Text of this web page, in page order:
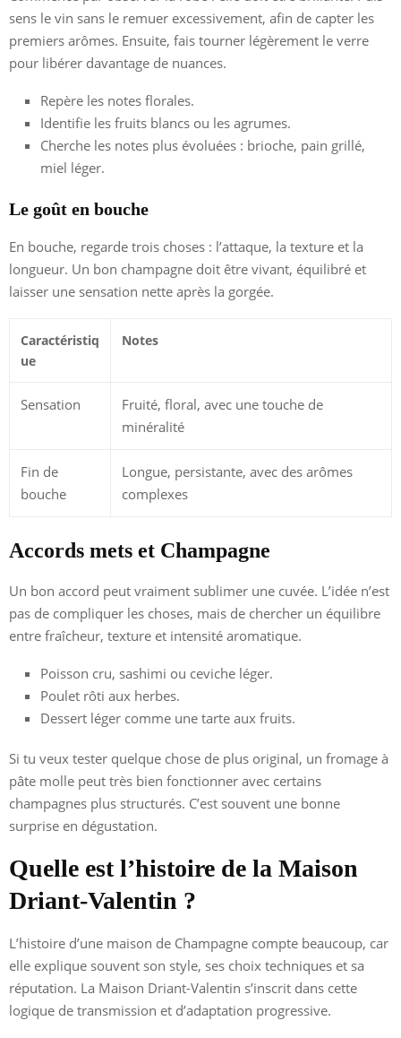
sens le vin sans le remuer excessivement, afin de capter les
premiers arômes. Ensuite, fais tourner légèrement le verre
pour libérer davantage de nuances.
Repère les notes florales.
Identifie les fruits blancs ou les agrumes.
Cherche les notes plus évoluées : brioche, pain grillé,
miel léger.
Le goût en bouche
En bouche, regarde trois choses : l’attaque, la texture et la
longueur. Un bon champagne doit être vivant, équilibré et
laisser une sensation nette après la gorgée.
Caractéristiq
ue
Notes
Sensation
Fruité, floral, avec une touche de
minéralité
Fin de
bouche
Longue, persistante, avec des arômes
complexes
Accords mets et Champagne
Un bon accord peut vraiment sublimer une cuvée. L’idée n’est
pas de compliquer les choses, mais de chercher un équilibre
entre fraîcheur, texture et intensité aromatique.
Poisson cru, sashimi ou ceviche léger.
Poulet rôti aux herbes.
Dessert léger comme une tarte aux fruits.
Si tu veux tester quelque chose de plus original, un fromage à
pâte molle peut très bien fonctionner avec certains
champagnes plus structurés. C’est souvent une bonne
surprise en dégustation.
Quelle est l’histoire de la Maison
Driant-Valentin ?
L’histoire d’une maison de Champagne compte beaucoup, car
elle explique souvent son style, ses choix techniques et sa
réputation. La Maison Driant-Valentin s’inscrit dans cette
logique de transmission et d’adaptation progressive.